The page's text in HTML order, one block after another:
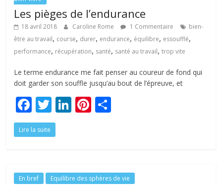
Les pièges de l’endurance
18 avril 2018 Caroline Rome 1 Commentaire
bien-
être au travail, course, durer, endurance, équilibre, essoufflé,
performance, récupération, santé, santé au travail,trop vite
Le terme endurance me fait penser au coureur de fond qui
doit garder son souffle jusqu’au bout de l’épreuve, et
F
ac
e
o
T
w
itt
Li
dI
Pi
st er
Lire la suite
En bref Equilibre des sphères de vie